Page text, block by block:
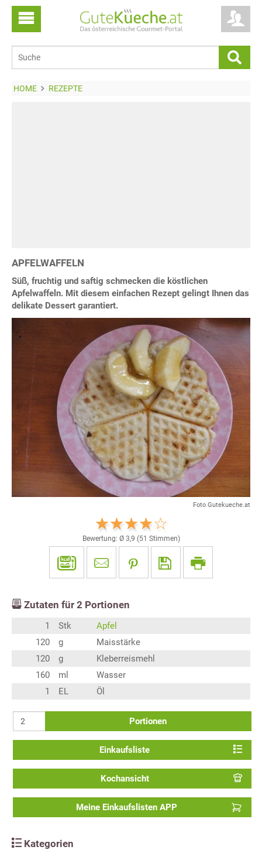
HOME REZEPTE
APFELWAFFELN
Süß, fruchtig und saftig schmecken die köstlichen
Apfelwaffeln. Mit diesem einfachen Rezept gelingt Ihnen das
delikate Dessert garantiert.
Foto Gutekueche.at
Bewertung: Ø 3,9 (51 Stimmen)
Zutaten für 2 Portionen
1 Stk
Apfel
120
g
Maisstärke
120
g
Kleberreismehl
160
ml
Wasser
1
EL Öl
Portionen
Einkaufsliste
Kochansicht
Meine Einkaufslisten APP
Kategorien